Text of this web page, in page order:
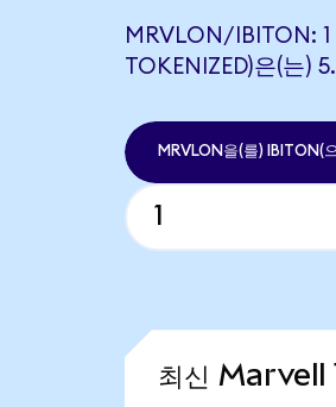
MRVLON/IBITON:
TOKENIZED)은(는)
MRVLON을(를) IBITON(
최신